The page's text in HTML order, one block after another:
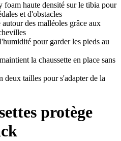
foam haute densité sur le tibia pour
et d'obstacles
des malléoles grâce aux
pour garder les pieds au
la chaussette en place sans
deux tailles pour s'adapter de la
protège